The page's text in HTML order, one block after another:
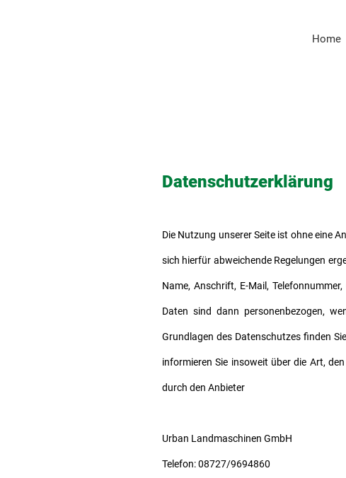
Home
Datenschutzerklärung
Die Nutzung unserer Seite ist ohne eine
sich hierfür abweichende Regelungen
Name, Anschrift, E-Mail,
Daten sind dann personenbezogen,
Grundlagen des Datenschutzes finden
informieren Sie insoweit über die Art,
durch den Anbieter
Urban Landmaschinen GmbH
Telefon: 08727/9694860